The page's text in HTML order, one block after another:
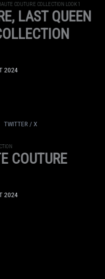
COUTURE COLLECTION LOOK 1
LAST QUEEN
2024
TWITTER / X
COUTURE
2024